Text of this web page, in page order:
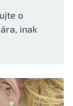
o
inak